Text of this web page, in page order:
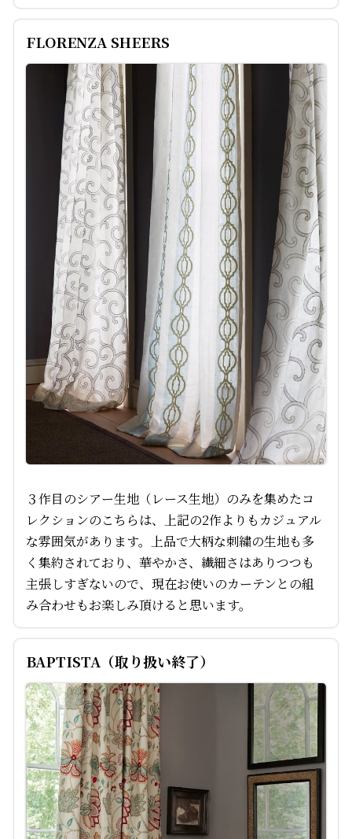
FLORENZA SHEERS
３作目のシアー生地（レース生地）のみを集めたコ
レクションのこちらは、上記の2作よりもカジュアル
な雰囲気があります。上品で大柄な刺繍の生地も多
く集約されており、華やかさ、繊細さはありつつも
主張しすぎないので、現在お使いのカーテンとの組
み合わせもお楽しみ頂けると思います。
BAPTISTA（取り扱い終了）